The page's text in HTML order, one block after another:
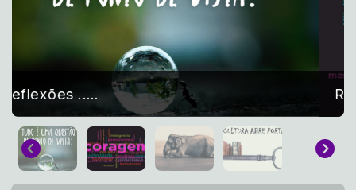
REFLEXÕES é aqui na i9radio.com